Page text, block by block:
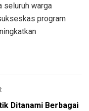
seluruh warga
program
Ditanami Berbagai